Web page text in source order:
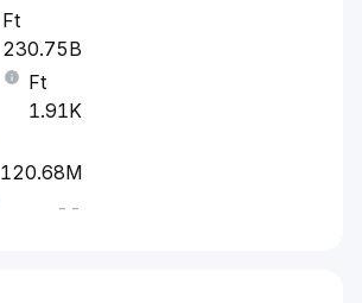
230.75B
1.91K
120.68M
--